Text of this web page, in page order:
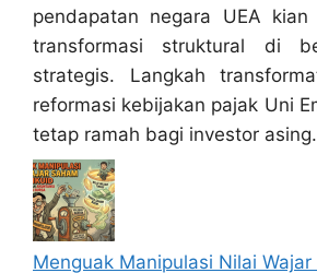
pendapatan negara UEA
transformasi struktural di
strategis. Langkah
reformasi kebijakan pajak Uni
tetap ramah bagi investor asing.
Menguak Manipulasi Nilai